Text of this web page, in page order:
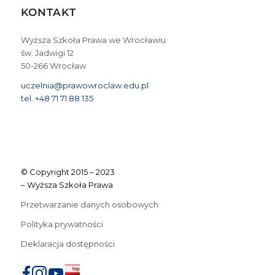
KONTAKT
Wyższa Szkoła Prawa we Wrocławiu
św. Jadwigi 12
50-266 Wrocław
uczelnia@prawowroclaw.edu.pl
tel. +48 71 71 88 135
© Copyright 2015 – 2023
– Wyższa Szkoła Prawa
Przetwarzanie danych osobowych
Polityka prywatności
Deklaracja dostępności